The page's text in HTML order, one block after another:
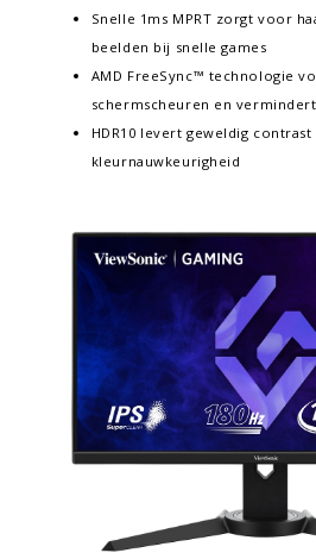
Snelle 1ms MPRT zorgt voor
beelden bij snelle games
AMD FreeSync™ technologie
schermscheuren en
HDR10 levert geweldig contrast
kleurnauwkeurigheid